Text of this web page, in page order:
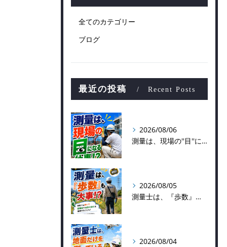
全てのカテゴリー
ブログ
最近の投稿 Recent Posts
2026/08/06
測量は、現場の''目''になる仕事！？
2026/08/05
測量士は、『歩数』も大事！？
2026/08/04